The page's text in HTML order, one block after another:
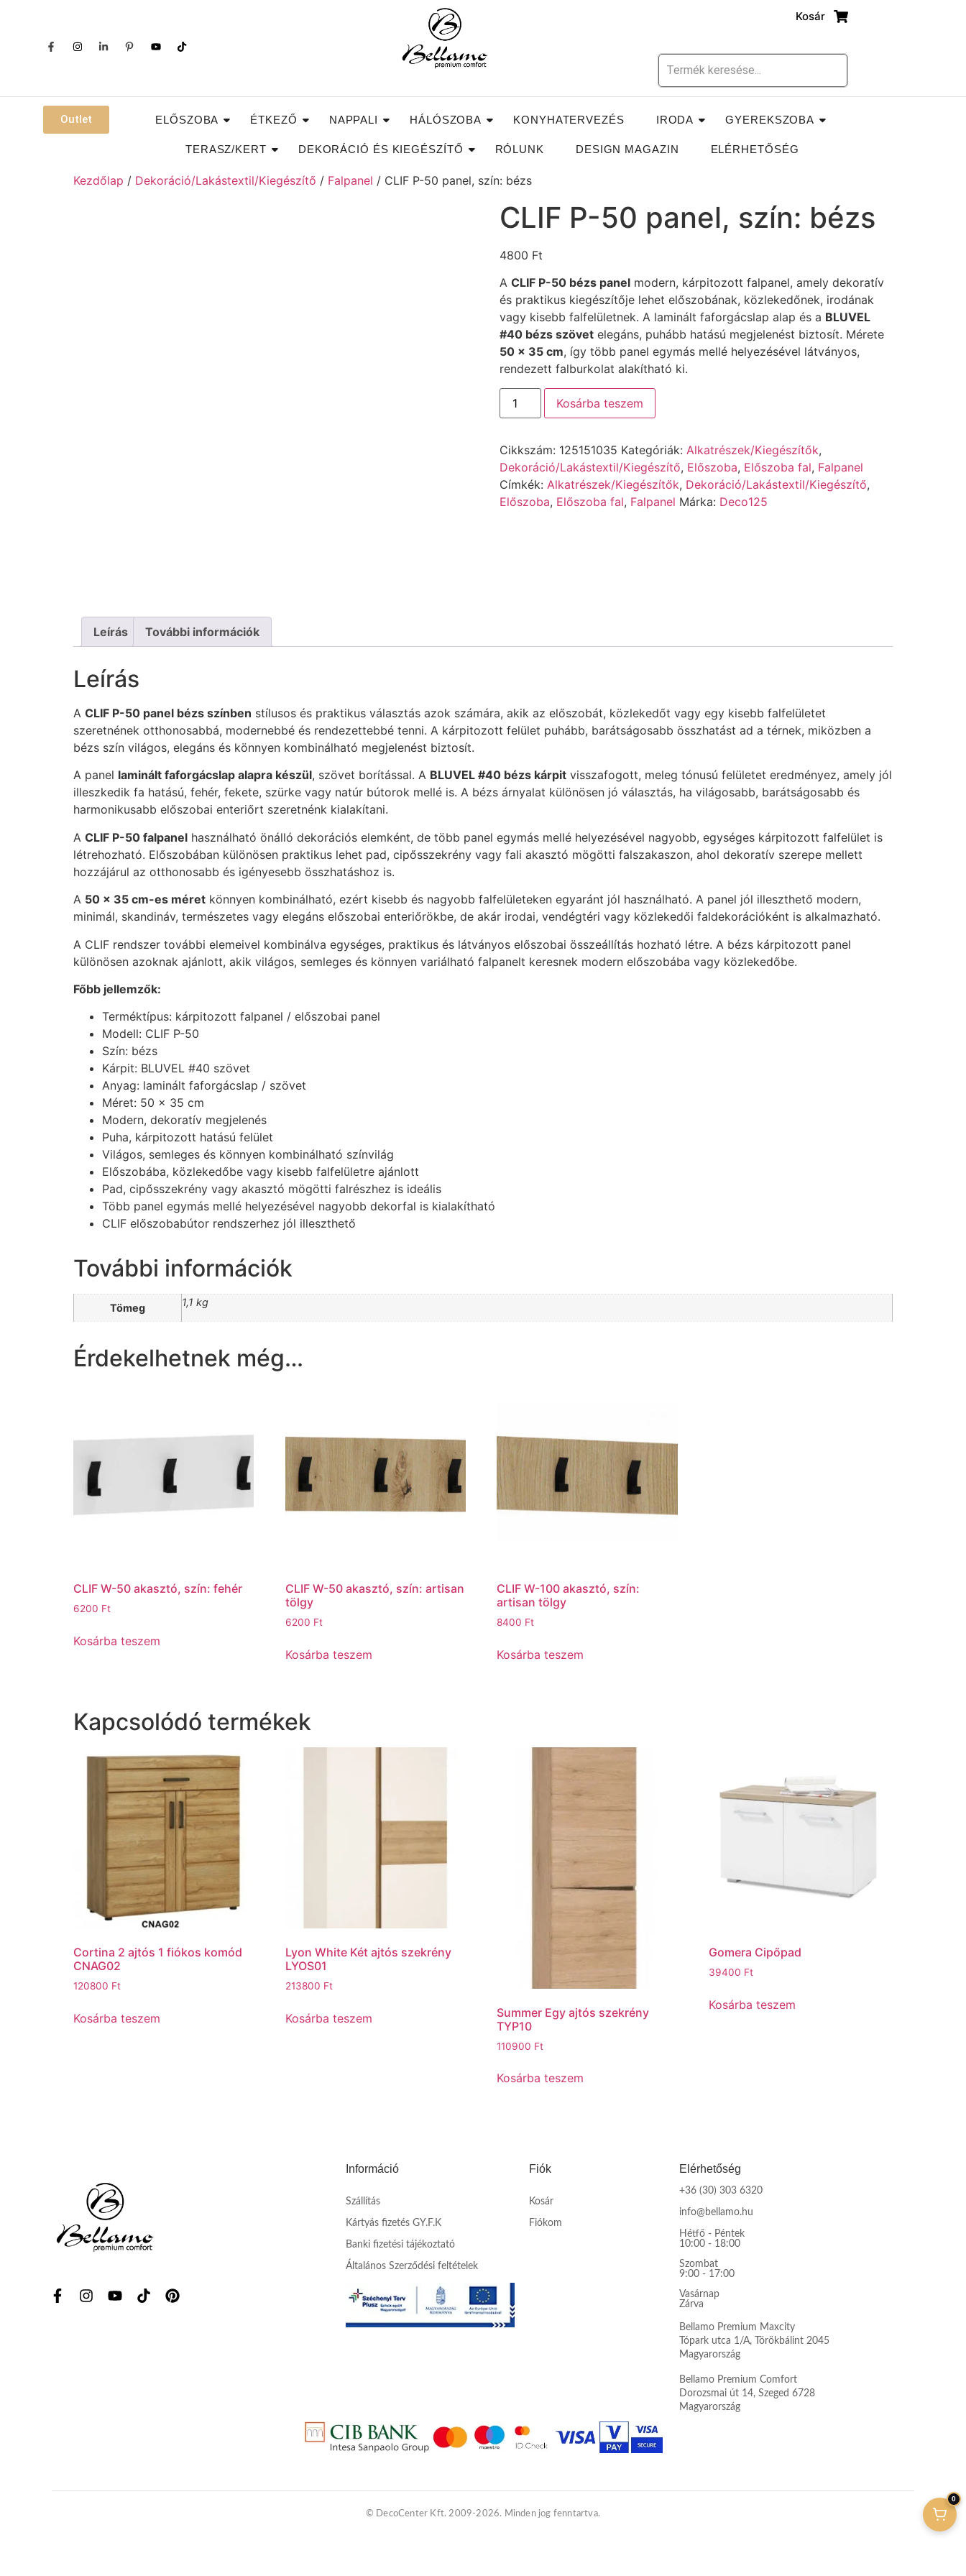
Kosár
Outlet ELŐSZOBA ÉTKEZŐ NAPPALI HÁLÓSZOBA KONYHATERVEZÉS IRODA GYEREKSZOBA
TERASZ/KERT DEKORÁCIÓ ÉS KIEGÉSZÍTŐ RÓLUNK DESIGN MAGAZIN ELÉRHETŐSÉG
Kezdőlap / Dekoráció/Lakástextil/Kiegészítő / Falpanel / CLIF P-50 panel, szín: bézs
CLIF P-50 panel, szín: bézs
4800 Ft
A CLIF P-50 bézs panelmodern, kárpitozott falpanel, amely dekoratív
és praktikus kiegészítője lehet előszobának, közlekedőnek, irodának
vagy kisebb falfelületnek. A laminált faforgácslap alap és a BLUVEL
#40 bézs szövetelegáns, puhább hatású megjelenést biztosít. Mérete
50 × 35 cm, így több panel egymás mellé helyezésével látványos,
rendezett falburkolat alakítható ki.
Kosárba teszem
Cikkszám: 125151035 Kategóriák: Alkatrészek/Kiegészítők,
Dekoráció/Lakástextil/Kiegészítő, Előszoba, Előszoba fal, Falpanel
Címkék: Alkatrészek/Kiegészítők, Dekoráció/Lakástextil/Kiegészítő,
Előszoba, Előszoba fal, Falpanel Márka: Deco125
Leírás További információk
Leírás
A CLIF P-50 panel bézs színben stílusos és praktikus választás azok számára, akik az előszobát, közlekedőt vagy egy kisebb falfelületet
szeretnének otthonosabbá, modernebbé és rendezettebbé tenni. A kárpitozott felület puhább, barátságosabb összhatást ad a térnek, miközben a
bézs szín világos, elegáns és könnyen kombinálható megjelenést biztosít.
A panel laminált faforgácslap alapra készül, szövet borítással. A BLUVEL #40 bézs kárpit visszafogott, meleg tónusú felületet eredményez, amely jól
illeszkedik fa hatású, fehér, fekete, szürke vagy natúr bútorok mellé is. A bézs árnyalat különösen jó választás, ha világosabb, barátságosabb és
harmonikusabb előszobai enteriőrt szeretnénk kialakítani.
A CLIF P-50 falpanel használható önálló dekorációs elemként, de több panel egymás mellé helyezésével nagyobb, egységes kárpitozott falfelület is
létrehozható. Előszobában különösen praktikus lehet pad, cipősszekrény vagy fali akasztó mögötti falszakaszon, ahol dekoratív szerepe mellett
hozzájárul az otthonosabb és igényesebb összhatáshoz is.
A 50 × 35 cm-es méret könnyen kombinálható, ezért kisebb és nagyobb falfelületeken egyaránt jól használható. A panel jól illeszthető modern,
minimál, skandináv, természetes vagy elegáns előszobai enteriőrökbe, de akár irodai, vendégtéri vagy közlekedői faldekorációként is alkalmazható.
A CLIF rendszer további elemeivel kombinálva egységes, praktikus és látványos előszobai összeállítás hozható létre. A bézs kárpitozott panel
különösen azoknak ajánlott, akik világos, semleges és könnyen variálható falpanelt keresnek modern előszobába vagy közlekedőbe.
Főbb jellemzők:
Terméktípus: kárpitozott falpanel / előszobai panel
Modell: CLIF P-50
Szín: bézs
Kárpit: BLUVEL #40 szövet
Anyag: laminált faforgácslap / szövet
Méret: 50 × 35 cm
Modern, dekoratív megjelenés
Puha, kárpitozott hatású felület
Világos, semleges és könnyen kombinálható színvilág
Előszobába, közlekedőbe vagy kisebb falfelületre ajánlott
Pad, cipősszekrény vagy akasztó mögötti falrészhez is ideális
Több panel egymás mellé helyezésével nagyobb dekorfal is kialakítható
CLIF előszobabútor rendszerhez jól illeszthető
További információk
Tömeg 1,1 kg
Érdekelhetnek még…
CLIF W-50 akasztó, szín: fehér
6200 Ft
Kosárba teszem
CLIF W-50 akasztó, szín: artisan
tölgy
6200 Ft
Kosárba teszem
CLIF W-100 akasztó, szín:
artisan tölgy
8400 Ft
Kosárba teszem
Kapcsolódó termékek
Cortina 2 ajtós 1 fiókos komód
CNAG02
120800 Ft
Kosárba teszem
Lyon White Két ajtós szekrény
LYOS01
213800 Ft
Kosárba teszem
Summer Egy ajtós szekrény
TYP10
110900 Ft
Kosárba teszem
Gomera Cipőpad
39400 Ft
Kosárba teszem
Információ
Szállítás
Kártyás fizetés GY.F.K
Banki fizetési tájékoztató
Általános Szerződési feltételek
Fiók
Kosár
Fiókom
Elérhetőség
+36 (30) 303 6320
info@bellamo.hu
Hétfő - Péntek
10:00 - 18:00
Szombat
9:00 - 17:00
Vasárnap
Zárva
Bellamo Premium Maxcity
Tópark utca 1/A, Törökbálint 2045
Magyarország
Bellamo Premium Comfort
Dorozsmai út 14, Szeged 6728
Magyarország
© DecoCenter Kft. 2009-2026. Minden jog fenntartva.
0